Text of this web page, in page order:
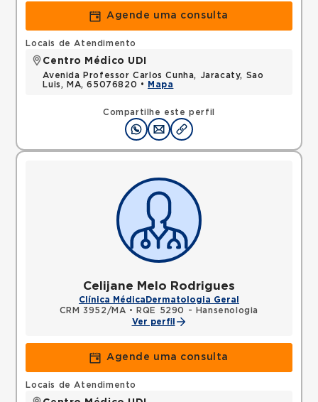
Agende uma consulta
Compartilhe este perfil
Locais de Atendimento
Centro Médico UDI
Avenida Professor Carlos Cunha, Jaracaty, Sao
Luis, MA, 65076820 •
Mapa
Celijane Melo Rodrigues
Clínica Médica Dermatologia Geral
CRM 3952/MA •
RQE 5290 - Hansenologia
Ver perfil
Agende uma consulta
Locais de Atendimento